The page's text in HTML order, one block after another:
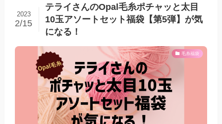
テライさんのOpal毛糸ポチャッと太目
10玉アソートセット福袋【第5弾】が気
になる！
2023
2/15
毛糸福袋